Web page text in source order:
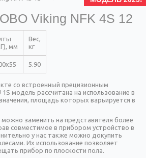
Viking NFK 4S 12
мм
Вес,
кг
5.90
со встроенный прецизионным
модель рассчитана на использование в
площадь которых варьируется в
заменить на представителя более
совместимое в прибором устройство в
у нас также можно докупить
Их использование позволяет
прибор по плоскости пола.